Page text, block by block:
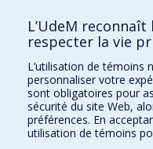
L’UdeM
respecter la vie
L’utilisation de témoins
personnaliser votre
sont obligatoires pour
sécurité du site Web,
préférences. En
utilisation de témoins